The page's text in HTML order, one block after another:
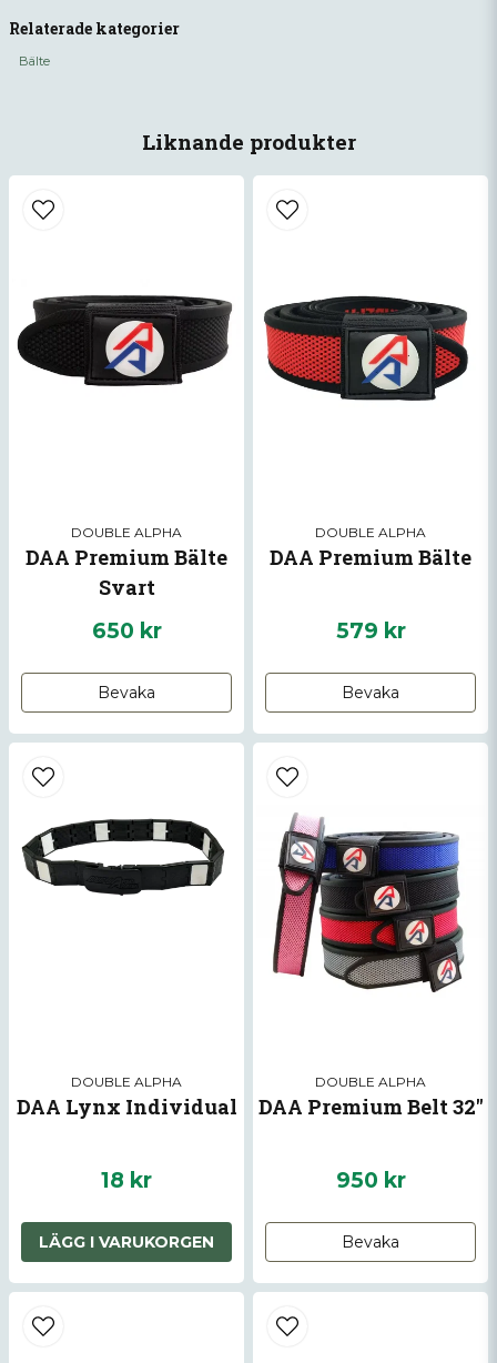
Liknande produkter
DOUBLE ALPHA
DAA Premium Bälte
Svart
650 kr
Bevaka
DOUBLE ALPHA
DAA Premium Bälte
579 kr
Bevaka
DOUBLE ALPHA
DAA Lynx Individual
18 kr
LÄGG I VARUKORGEN
DOUBLE ALPHA
DAA Premium Belt 32"
950 kr
Bevaka
Fråga oss något om denna produkten...
email
Mejladress
Ja, ni får publicera min fråga
Relaterade kategorier
Bälte